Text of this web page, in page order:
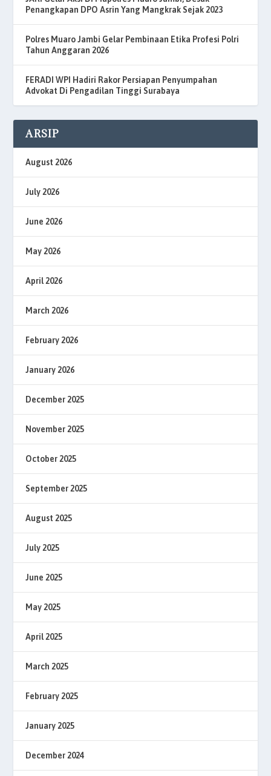
Penangkapan DPO Asrin Yang Mangkrak Sejak 2023
Polres Muaro Jambi Gelar Pembinaan Etika Profesi Polri
Tahun Anggaran 2026
FERADI WPI Hadiri Rakor Persiapan Penyumpahan
Advokat Di Pengadilan Tinggi Surabaya
ARSIP
August 2026
July 2026
June 2026
May 2026
April 2026
March 2026
February 2026
January 2026
December 2025
November 2025
October 2025
September 2025
August 2025
July 2025
June 2025
May 2025
April 2025
March 2025
February 2025
January 2025
December 2024